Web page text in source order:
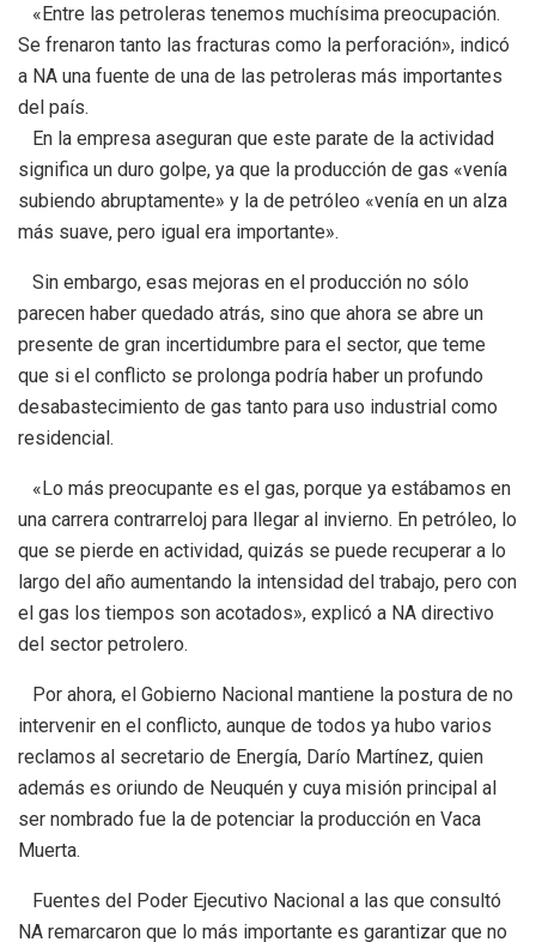
«Entre las petroleras tenemos muchísima preocupación.
Se frenaron tanto las fracturas como la perforación», indicó
a NA una fuente de una de las petroleras más importantes
del país.
En la empresa aseguran que este parate de la actividad
significa un duro golpe, ya que la producción de gas «venía
subiendo abruptamente» y la de petróleo «venía en un alza
más suave, pero igual era importante».
Sin embargo, esas mejoras en el producción no sólo
parecen haber quedado atrás, sino que ahora se abre un
presente de gran incertidumbre para el sector, que teme
que si el conflicto se prolonga podría haber un profundo
desabastecimiento de gas tanto para uso industrial como
residencial.
«Lo más preocupante es el gas, porque ya estábamos en
una carrera contrarreloj para llegar al invierno. En petróleo, lo
que se pierde en actividad, quizás se puede recuperar a lo
largo del año aumentando la intensidad del trabajo, pero con
el gas los tiempos son acotados», explicó a NA directivo
del sector petrolero.
Por ahora, el Gobierno Nacional mantiene la postura de no
intervenir en el conflicto, aunque de todos ya hubo varios
reclamos al secretario de Energía, Darío Martínez, quien
además es oriundo de Neuquén y cuya misión principal al
ser nombrado fue la de potenciar la producción en Vaca
Muerta.
Fuentes del Poder Ejecutivo Nacional a las que consultó
NA remarcaron que lo más importante es garantizar que no